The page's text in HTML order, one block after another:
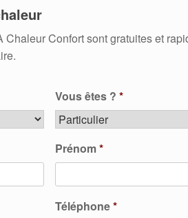
Confort sont gratuites et
Vous êtes ? *
Prénom*
Téléphone*